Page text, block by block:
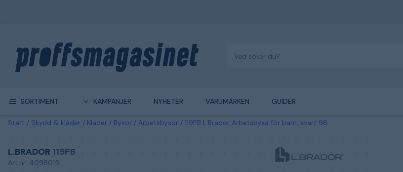
SORTIMENT KAMPANJER NYHETER VARUMÄRKEN GUIDER
Start Skydd & kläder Kläder Byxor Arbetsbyxor 119PB L.Brador Arbetsbyxa för barn, svart 98
L.BRADOR 119PB
Art.nr: 4098015